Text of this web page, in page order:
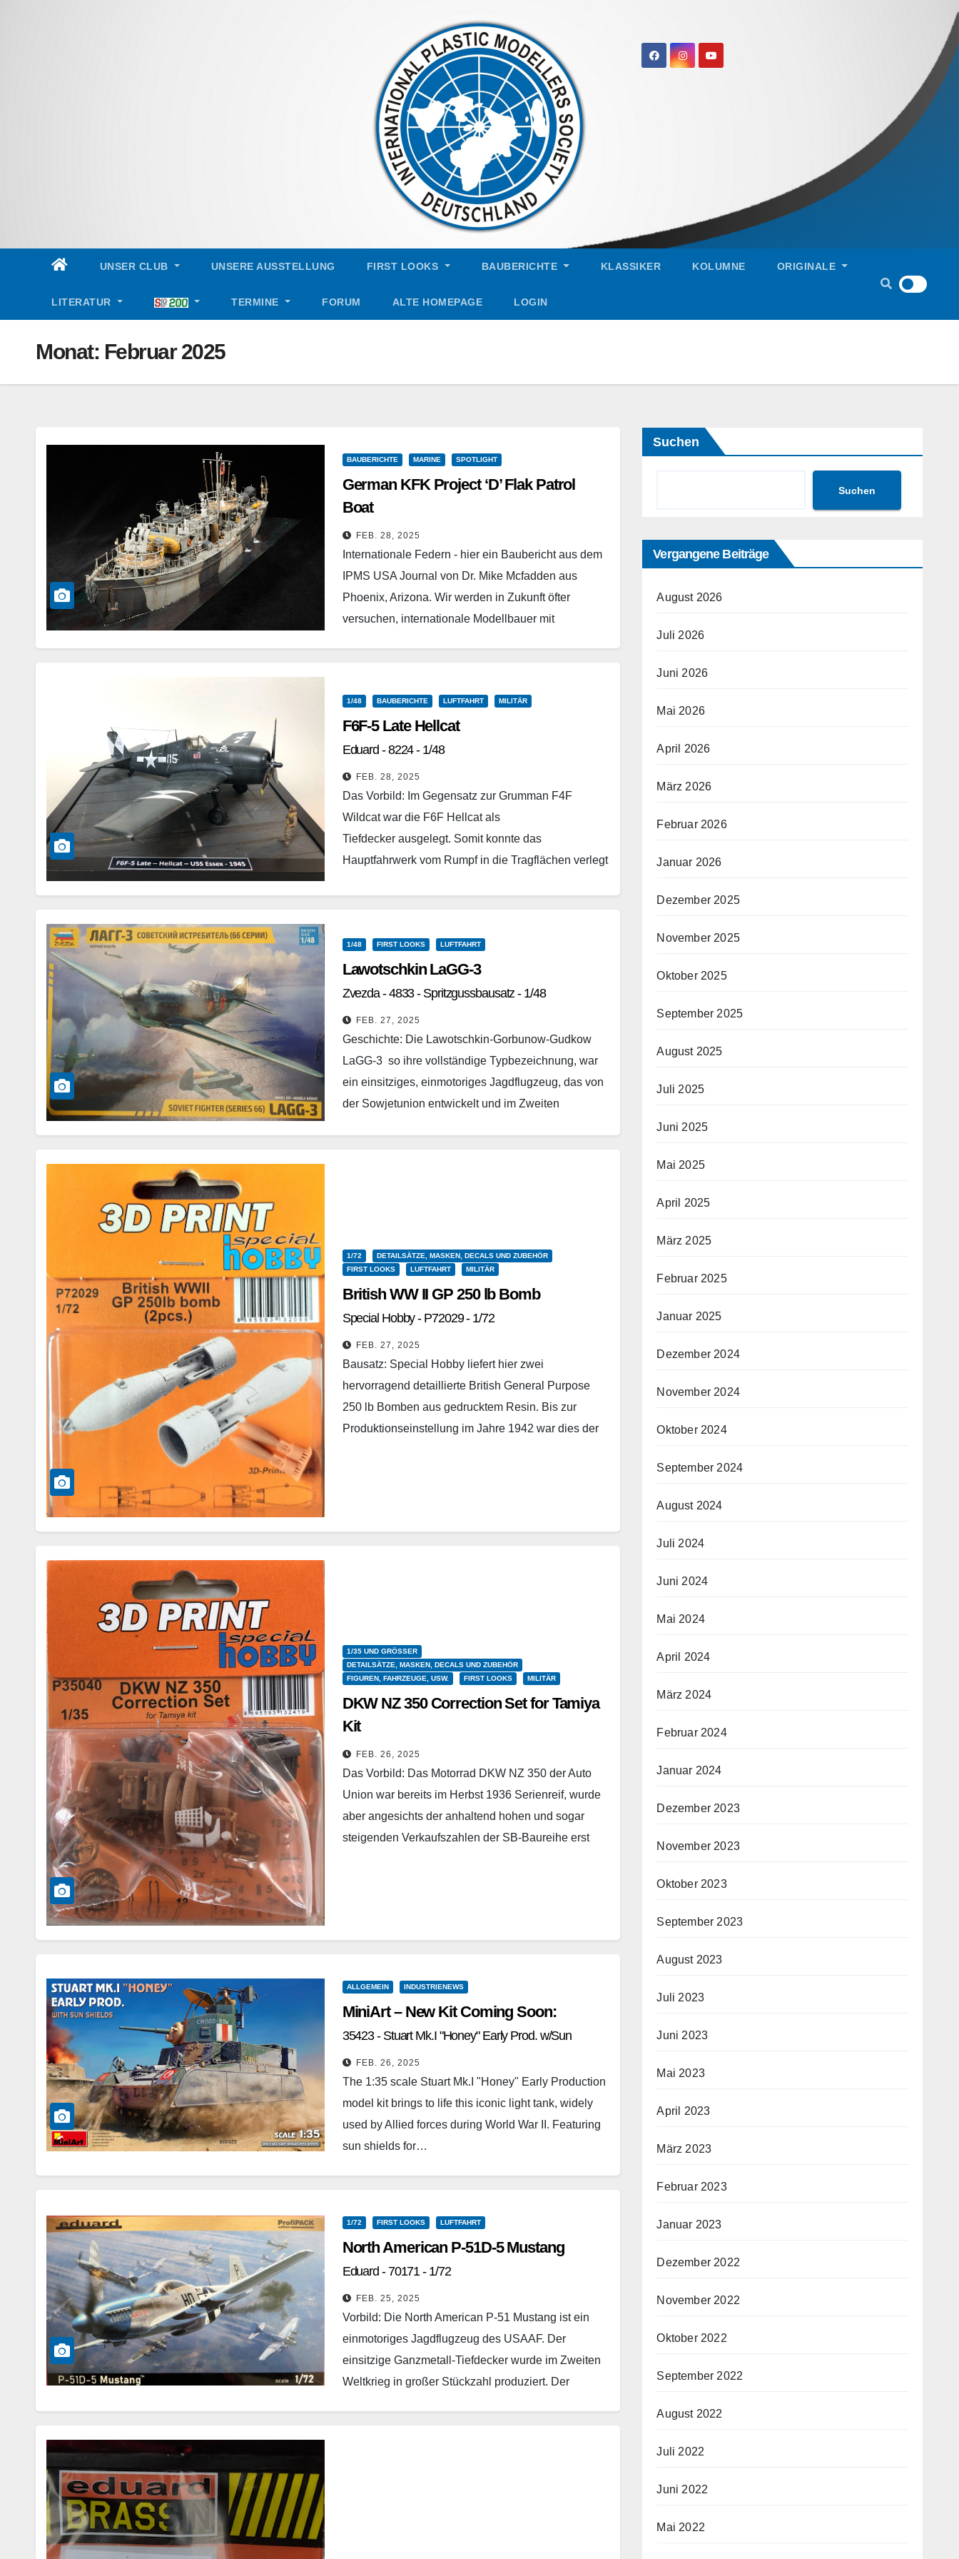
UNSER CLUB UNSERE AUSSTELLUNG FIRST LOOKS BAUBERICHTE KLASSIKER KOLUMNE ORIGINALE
LITERATUR TERMINE FORUM ALTE HOMEPAGE LOGIN
Monat: Februar 2025
BAUBERICHTE MARINE SPOTLIGHT
German KFK Project ‘D’ Flak Patrol
Boat
Scratchbau - 1/72
FEB. 28, 2025
Internationale Federn - hier ein Baubericht aus dem
IPMS USA Journal von Dr. Mike Mcfadden aus
Phoenix, Arizona. Wir werden in Zukunft öfter
versuchen, internationale Modellbauer mit
1/48 BAUBERICHTE LUFTFAHRT MILITÄR
F6F-5 Late Hellcat
Eduard - 8224 - 1/48
FEB. 28, 2025
Das Vorbild: Im Gegensatz zur Grumman F4F
Wildcat war die F6F Hellcat als
Tiefdecker ausgelegt. Somit konnte das
Hauptfahrwerk vom Rumpf in die Tragflächen verlegt
Weiterlesen
1/48 FIRST LOOKS LUFTFAHRT
Lawotschkin LaGG-3
Zvezda - 4833 - Spritzgussbausatz - 1/48
FEB. 27, 2025
Geschichte: Die Lawotschkin-Gorbunow-Gudkow
LaGG-3 so ihre vollständige Typbezeichnung, war
ein einsitziges, einmotoriges Jagdflugzeug, das von
der Sowjetunion entwickelt und im Zweiten
1/72
DETAILSÄTZE, MASKEN, DECALS UND ZUBEHÖR
FIRST LOOKS
LUFTFAHRT MILITÄR
British WW II GP 250 lb Bomb
Special Hobby - P72029 - 1/72
FEB. 27, 2025
Bausatz: Special Hobby liefert hier zwei
hervorragend detaillierte British General Purpose
250 lb Bomben aus gedrucktem Resin. Bis zur
Produktionseinstellung im Jahre 1942 war dies der
1/35 UND GRÖSSER
DETAILSÄTZE, MASKEN, DECALS UND ZUBEHÖR
FIGUREN, FAHRZEUGE, USW.
FIRST LOOKS MILITÄR
DKW NZ 350 Correction Set for Tamiya
Kit
Special Hobby - P35040 - 3D Print - 1/35
FEB. 26, 2025
Das Vorbild: Das Motorrad DKW NZ 350 der Auto
Union war bereits im Herbst 1936 Serienreif, wurde
aber angesichts der anhaltend hohen und sogar
steigenden Verkaufszahlen der SB-Baureihe erst
ALLGEMEIN INDUSTRIENEWS
MiniArt – New Kit Coming Soon:
35423 - Stuart Mk.I "Honey" Early Prod. w/Sun
ShieldsFEB. 26, 2025
The 1:35 scale Stuart Mk.I "Honey" Early Production
model kit brings to life this iconic light tank, widely
used by Allied forces during World War II. Featuring
sun shields for…
Weiterlesen
1/72 FIRST LOOKS LUFTFAHRT
North American P-51D-5 Mustang
Eduard - 70171 - 1/72
FEB. 25, 2025
Vorbild: Die North American P-51 Mustang ist ein
einmotoriges Jagdflugzeug des USAAF. Der
einsitzige Ganzmetall-Tiefdecker wurde im Zweiten
Weltkrieg in großer Stückzahl produziert. Der
Suchen
Suchen
Vergangene Beiträge
August 2026
Juli 2026
Juni 2026
Mai 2026
April 2026
März 2026
Februar 2026
Januar 2026
Dezember 2025
November 2025
Oktober 2025
September 2025
August 2025
Juli 2025
Juni 2025
Mai 2025
April 2025
März 2025
Februar 2025
Januar 2025
Dezember 2024
November 2024
Oktober 2024
September 2024
August 2024
Juli 2024
Juni 2024
Mai 2024
April 2024
März 2024
Februar 2024
Januar 2024
Dezember 2023
November 2023
Oktober 2023
September 2023
August 2023
Juli 2023
Juni 2023
Mai 2023
April 2023
März 2023
Februar 2023
Januar 2023
Dezember 2022
November 2022
Oktober 2022
September 2022
August 2022
Juli 2022
Juni 2022
Mai 2022